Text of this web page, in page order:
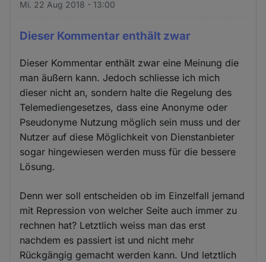
Mi. 22 Aug 2018 - 13:00
Dieser Kommentar enthält zwar
Dieser Kommentar enthält zwar eine Meinung die
man äußern kann. Jedoch schliesse ich mich
dieser nicht an, sondern halte die Regelung des
Telemediengesetzes, dass eine Anonyme oder
Pseudonyme Nutzung möglich sein muss und der
Nutzer auf diese Möglichkeit von Dienstanbieter
sogar hingewiesen werden muss für die bessere
Lösung.
Denn wer soll entscheiden ob im Einzelfall jemand
mit Repression von welcher Seite auch immer zu
rechnen hat? Letztlich weiss man das erst
nachdem es passiert ist und nicht mehr
Rückgängig gemacht werden kann. Und letztlich